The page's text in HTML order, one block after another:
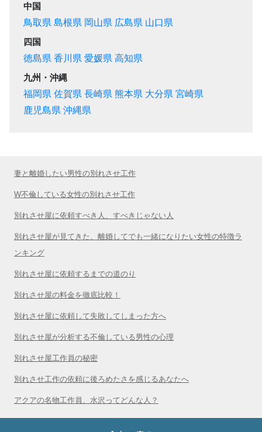
中国
鳥取県 島根県 岡山県 広島県 山口県
四国
徳島県 香川県 愛媛県 高知県
九州・沖縄
福岡県 佐賀県 長崎県 熊本県 大分県 宮崎県
鹿児島県 沖縄県
妻と離婚したい男性の別れさせ工作
W不倫している女性の別れさせ工作
別れさせ屋に依頼すべき人、すべきじゃない人
別れさせ屋が見てきた、離婚してでも一緒になりたい女性の特徴ラ
ンキング
別れさせ屋に依頼するまでの道のり
別れさせ屋の料金を徹底比較！
別れさせ屋に依頼して失敗してしまった方へ
別れさせ屋が分析する不倫している男性の心理
別れさせ屋工作員の秘密
別れさせ工作の依頼に後ろめたさを感じるあなたへ
アクアの名物工作員、水沢ってどんな人？